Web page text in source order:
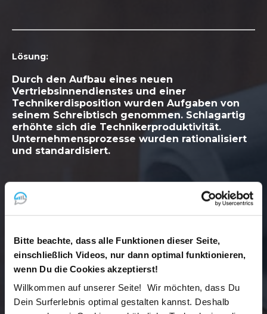
Bitte beachte, dass alle Funktionen dieser Seite,
einschließlich Videos, nur dann optimal funktionieren,
wenn Du die Cookies akzeptierst!
Willkommen auf unserer Seite! Wir möchten, dass Du
Dein Surferlebnis optimal gestalten kannst. Deshalb
Lösung:
Durch den Aufbau eines neuen
Vertriebsinnendienstes und einer
Technikerdisposition wurden Aufgaben von
seinem Schreibtisch genommen. Schlagartig
erhöhte sich die Technikerproduktivität.
Unternehmensprozesse wurden rationalisiert
und standardisiert.
Ergebnis:
Heute genießt Christoph sein Leben wieder,
sowohl beruflich wie auch privat.
Betriebsklima und Mitarbeiterzufriedenheit
haben sich deutlich verbessert, weil das
Unternehmen nun strukturierter und besser